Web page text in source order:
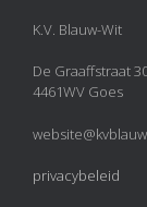
K.V. Blauw-Wit
De Graaffstraat
4461WV Goes
privacybeleid